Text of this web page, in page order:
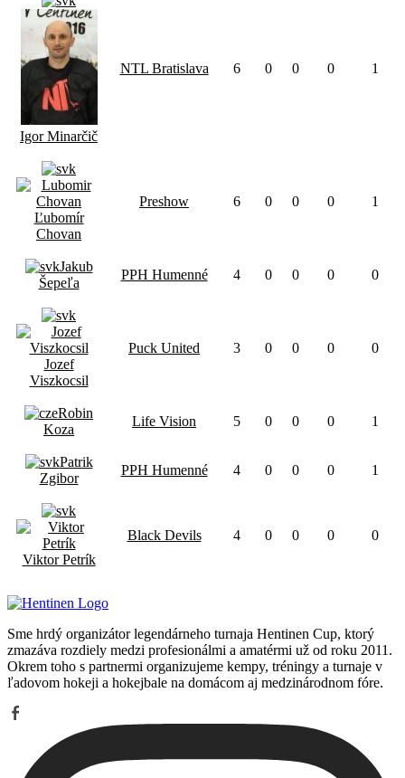
Igor Minarčič
NTL Bratislava 6 0 0 0 1
Ľubomír
Chovan
Preshow 6 0 0 0 1
Jakub
Šepeľa
PPH Humenné 4 0 0 0 0
Jozef
Viszkocsil
Puck United 3 0 0 0 0
Robin
Koza
Life Vision 5 0 0 0 1
Patrik
Zgibor
PPH Humenné 4 0 0 0 1
Viktor Petrík
Black Devils 4 0 0 0 0
Sme hrdý organizátor legendárneho turnaja Hentinen Cup, ktorý
zmazáva rozdiely medzi profesionálmi a amatérmi už od roku 2011.
Okrem toho s partnermi organizujeme kempy, tréningy a turnaje v
ľadovom hokeji a hokejbale na domácom aj medzinárodnom fóre.